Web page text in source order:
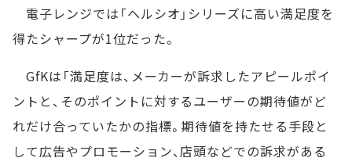
電子レンジでは「ヘルシオ」シリーズに高い満足度を
得たシャープが1位だった。
GfKは「満足度は、メーカーが訴求したアピールポイ
ントと、そのポイントに対するユーザーの期待値がど
れだけ合っていたかの指標。期待値を持たせる手段と
して広告やプロモーション、店頭などでの訴求がある